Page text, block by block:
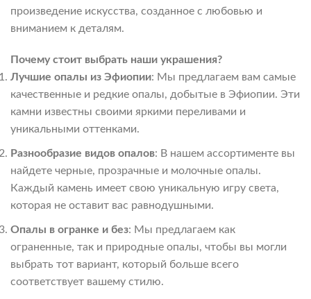
произведение искусства, созданное с любовью и
вниманием к деталям.
Почему стоит выбрать наши украшения?
Лучшие опалы из Эфиопии: Мы предлагаем вам самые
качественные и редкие опалы, добытые в Эфиопии. Эти
камни известны своими яркими переливами и
уникальными оттенками.
Разнообразие видов опалов: В нашем ассортименте вы
найдете черные, прозрачные и молочные опалы.
Каждый камень имеет свою уникальную игру света,
которая не оставит вас равнодушными.
Опалы в огранке и без: Мы предлагаем как
ограненные, так и природные опалы, чтобы вы могли
выбрать тот вариант, который больше всего
соответствует вашему стилю.